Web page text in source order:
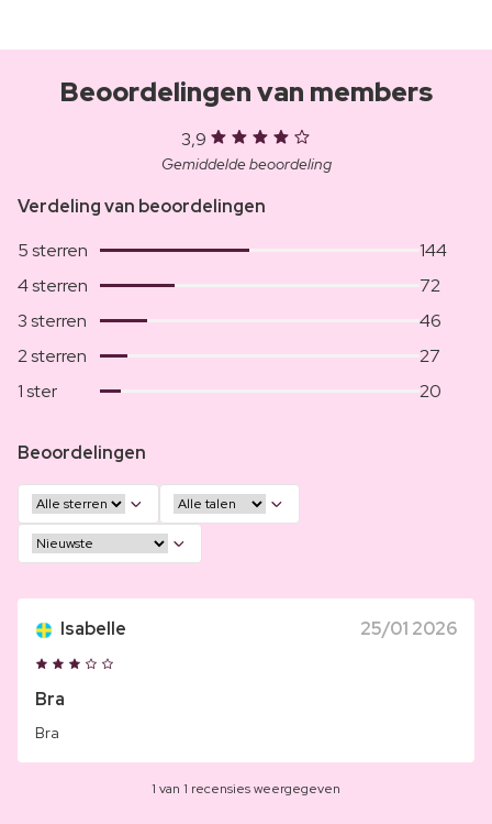
Beoordelingen van members
3,9
Gemiddelde beoordeling
Verdeling van beoordelingen
5 sterren
144
4 sterren
72
3 sterren
46
2 sterren
27
1 ster
20
Beoordelingen
Isabelle 25/01 2026
Bra
Bra
1 van 1 recensies weergegeven